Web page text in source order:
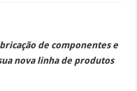
de componentes e
nova linha de produtos